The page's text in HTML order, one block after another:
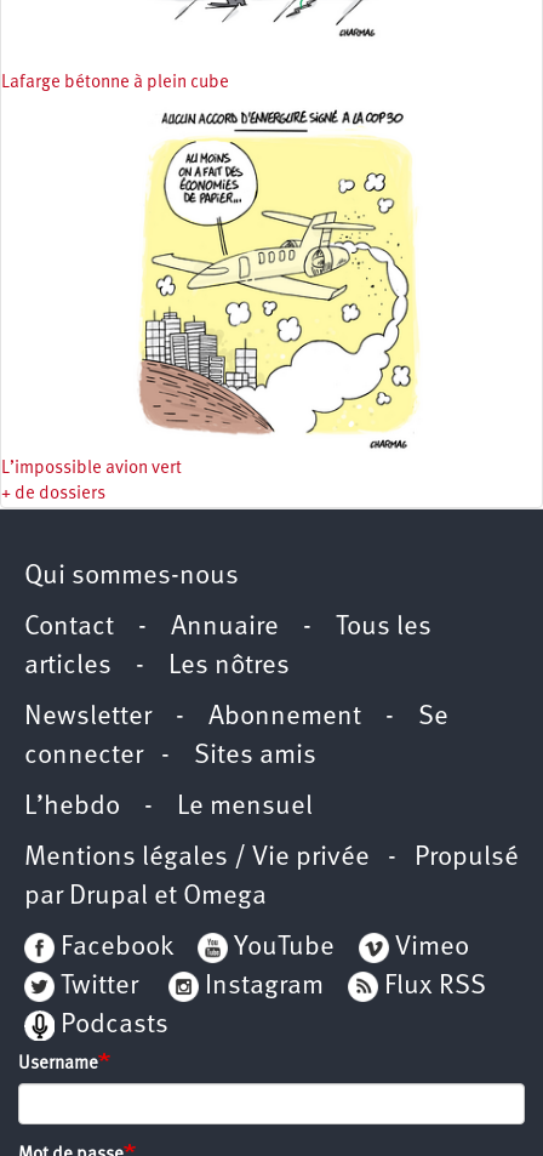
Lafarge bétonne à plein cube
L’impossible avion vert
+ de dossiers
Qui sommes-nous
Contact - Annuaire -
Tous les
articles - Les nôtres
Newsletter- Abonnement - Se
connecter- Sites amis
L’hebdo - Le mensuel
Mentions légales / Vie privée - Propulsé
par Drupal et Omega
Facebook
YouTube
Vimeo
Twitter
Instagram
Flux RSS
Podcasts
Username